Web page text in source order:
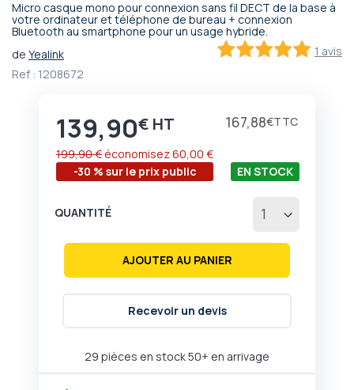
Micro casque mono pour connexion sans fil DECT de la base à
votre ordinateur et téléphone de bureau + connexion
Bluetooth au smartphone pour un usage hybride.
1 avis
de Yealink
Ref : 1208672
Prix
139,90€ 167,88€
-30 % sur le prix public
199,90 € économisez60,00 €
29 pièces en stock50+ en arrivage
EN STOCK
QUANTITÉ
AJOUTER AU PANIER
Recevoir un devis
Passer
au
début
de
la